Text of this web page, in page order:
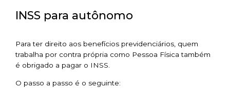
INSS para autônomo
Para ter direito aos benefícios previdenciários, quem
trabalha por contra própria como Pessoa Física também
é obrigado a pagar o INSS.
O passo a passo é o seguinte: